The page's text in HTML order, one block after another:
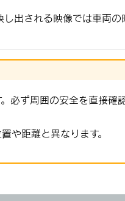
出される映像では車両
必ず周囲の安全を直接確
や距離と異なります。